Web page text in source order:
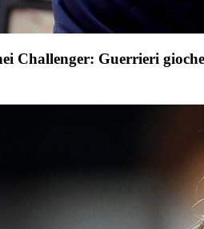
Challenger: Guerrieri